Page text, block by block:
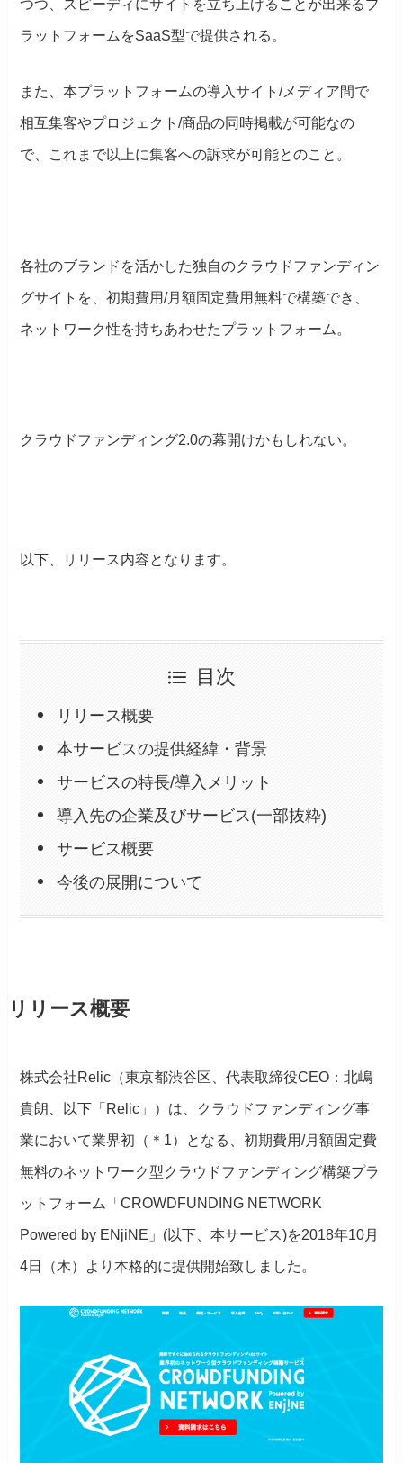
つつ、スピーディにサイトを立ち上げることが出来るプ
ラットフォームをSaaS型で提供される。
また、本プラットフォームの導入サイト/メディア間で
相互集客やプロジェクト/商品の同時掲載が可能なの
で、これまで以上に集客への訴求が可能とのこと。
各社のブランドを活かした独自のクラウドファンディン
グサイトを、初期費用/月額固定費用無料で構築でき、
ネットワーク性を持ちあわせたプラットフォーム。
クラウドファンディング2.0の幕開けかもしれない。
以下、リリース内容となります。
目次
リリース概要
本サービスの提供経緯・背景
サービスの特長/導入メリット
導入先の企業及びサービス(一部抜粋)
サービス概要
今後の展開について
リリース概要
株式会社Relic（東京都渋谷区、代表取締役CEO：北嶋
貴朗、以下「Relic」）は、クラウドファンディング事
業において業界初（＊1）となる、初期費用/月額固定費
無料のネットワーク型クラウドファンディング構築プラ
ットフォーム「CROWDFUNDING NETWORK
Powered by ENjiNE」(以下、本サービス)を2018年10月
4日（木）より本格的に提供開始致しました。